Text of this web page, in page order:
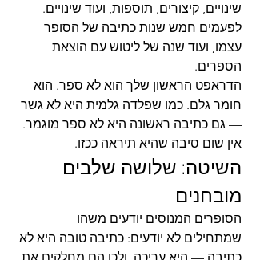
שינויים, קיצורים, תוספות, ועוד שינויים.
לפעמים חמש שנות כתיבה של הסופר
עצמו, ועוד שנה של ליטוש עם הוצאת
הספרים.
הדראפט הראשון שלך הוא לא ספר. הוא
חומר גלם. כמו שפלדה גלמית היא לא גשר
— גם כתיבה ראשונה היא לא ספר מוגמר.
אין שום סיבה שהיא תיראה ככזו.
השיטה: שלושה שלבים
מובחנים
הסופרים המנוסים יודעים משהו
שמתחילים לא יודעים: כתיבה טובה היא לא